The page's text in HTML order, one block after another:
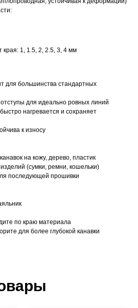
края: 1, 1.5, 2, 2.5, 3, 4 мм
для большинства стандартных
для идеально ровных линий
нагревается и сохраняет
к износу
на кожу, дерево, пластик
(сумки, ремни, кошельки)
последующей прошивки
по краю материала
для более глубокой канавки